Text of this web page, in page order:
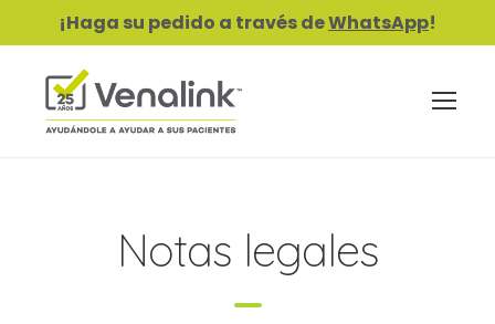
¡Haga su pedido a través deWhatsApp!
Notas legales